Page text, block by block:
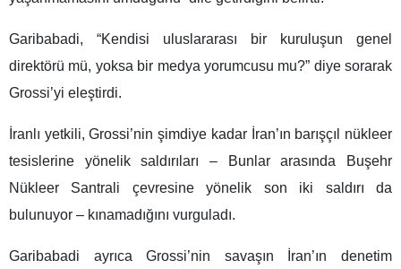
Garibabadi, “Kendisi uluslararası bir kuruluşun genel
direktörü mü, yoksa bir medya yorumcusu mu?” diye sorarak
Grossi’yi eleştirdi.
İranlı yetkili, Grossi’nin şimdiye kadar İran’ın barışçıl nükleer
tesislerine yönelik saldırıları – Bunlar arasında Buşehr
Nükleer Santrali çevresine yönelik son iki saldırı da
bulunuyor – kınamadığını vurguladı.
Garibabadi ayrıca Grossi’nin savaşın İran’ın denetim